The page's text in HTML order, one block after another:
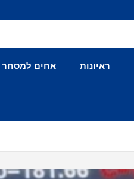
ראיונות אחים למסחר